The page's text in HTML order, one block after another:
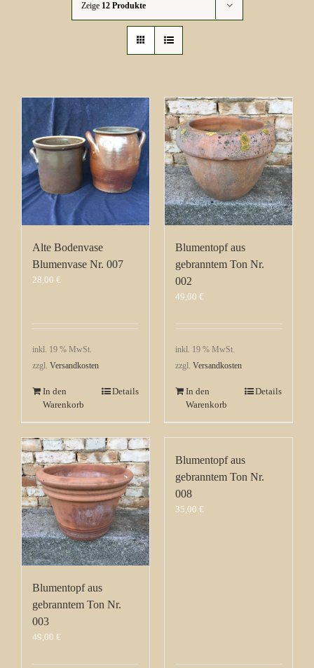
Zeige 12 Produkte
Alte Bodenvase
Blumenvase Nr. 007
28,00 €
inkl. 19 % MwSt.
zzgl. Versandkosten
In den
Warenkorb
Details
Blumentopf aus
gebranntem Ton Nr.
002
49,00 €
inkl. 19 % MwSt.
zzgl. Versandkosten
In den
Warenkorb
Details
Blumentopf aus
gebranntem Ton Nr.
003
49,00 €
Blumentopf aus
gebranntem Ton Nr.
008
35,00 €